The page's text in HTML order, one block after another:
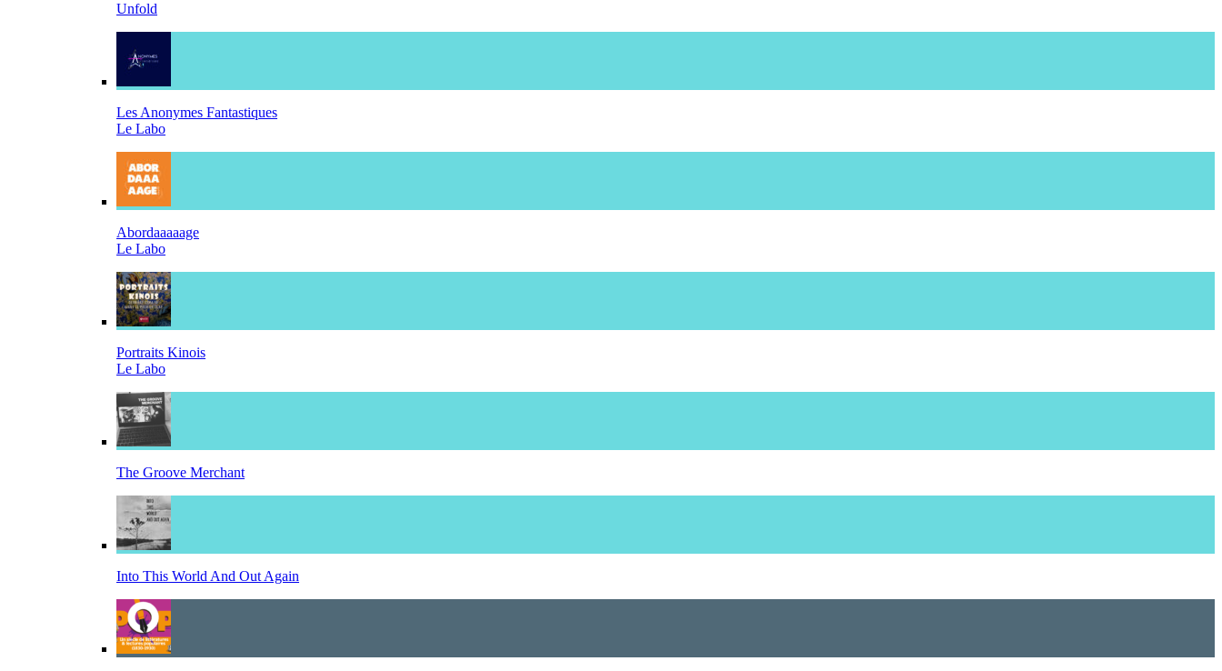
Unfold
Les Anonymes Fantastiques
Le Labo
Abordaaaaage
Le Labo
Portraits Kinois
Le Labo
The Groove Merchant
Into This World And Out Again